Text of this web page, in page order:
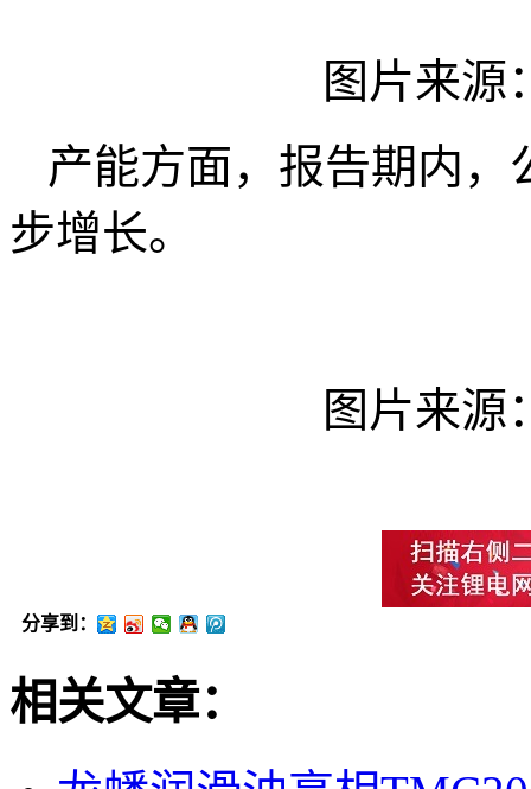
图片来源
产能方面，报告期内
步增长。
图片来源
分享到：
相关文章：